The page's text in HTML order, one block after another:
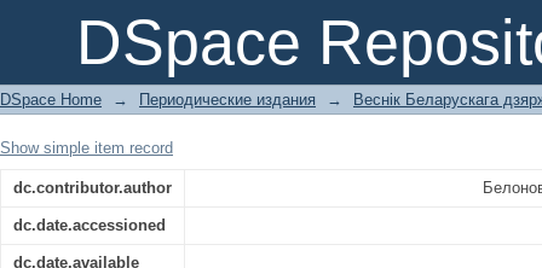
DSpace
Издания отечественного
DSpace Home → Периодические издания → Веснік Беларускага
Show simple item record
dc.contributor.author
dc.date.accessioned
dc.date.available